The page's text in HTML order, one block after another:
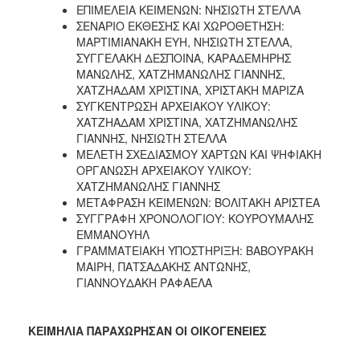
ΕΠΙΜΕΛΕΙΑ ΚΕΙΜΕΝΩΝ: ΝΗΣΙΩΤΗ ΣΤΕΛΛΑ
ΣΕΝΑΡΙΟ ΕΚΘΕΣΗΣ ΚΑΙ ΧΩΡΟΘΕΤΗΣΗ:
ΜΑΡΤΙΜΙΑΝΑΚΗ ΕΥΗ, ΝΗΣΙΩΤΗ ΣΤΕΛΛΑ,
ΣΥΓΓΕΛΑΚΗ ΔΕΣΠΟΙΝΑ, ΚΑΡΑΔΕΜΗΡΗΣ
ΜΑΝΩΛΗΣ, ΧΑΤΖΗΜΑΝΩΛΗΣ ΓΙΑΝΝΗΣ,
ΧΑΤΖΗΑΔΑΜ ΧΡΙΣΤΙΝΑ, ΧΡΙΣΤΑΚΗ ΜΑΡΙΖΑ
ΣΥΓΚΕΝΤΡΩΣΗ ΑΡΧΕΙΑΚΟΥ ΥΛΙΚΟΥ:
ΧΑΤΖΗΑΔΑΜ ΧΡΙΣΤΙΝΑ, ΧΑΤΖΗΜΑΝΩΛΗΣ
ΓΙΑΝΝΗΣ, ΝΗΣΙΩΤΗ ΣΤΕΛΛΑ
ΜΕΛΕΤΗ ΣΧΕΔΙΑΣΜΟΥ ΧΑΡΤΩΝ ΚΑΙ ΨΗΦΙΑΚΗ
ΟΡΓΑΝΩΣΗ ΑΡΧΕΙΑΚΟΥ ΥΛΙΚΟΥ:
ΧΑΤΖΗΜΑΝΩΛΗΣ ΓΙΑΝΝΗΣ
ΜΕΤΑΦΡΑΣΗ ΚΕΙΜΕΝΩΝ: ΒΟΛΙΤΑΚΗ ΑΡΙΣΤΕΑ
ΣΥΓΓΡΑΦΗ ΧΡΟΝΟΛΟΓΙΟΥ: ΚΟΥΡΟΥΜΑΛΗΣ
ΕΜΜΑΝΟΥΗΛ
ΓΡΑΜΜΑΤΕΙΑΚΗ ΥΠΟΣΤΗΡΙΞΗ: ΒΑΒΟΥΡΑΚΗ
ΜΑΙΡΗ, ΠΑΤΣΑΔΑΚΗΣ ΑΝΤΩΝΗΣ,
ΓΙΑΝΝΟΥΔΑΚΗ ΡΑΦΑΕΛΑ
ΚΕΙΜΗΛΙΑ ΠΑΡΑΧΩΡΗΣΑΝ ΟΙ ΟΙΚΟΓΕΝΕΙΕΣ